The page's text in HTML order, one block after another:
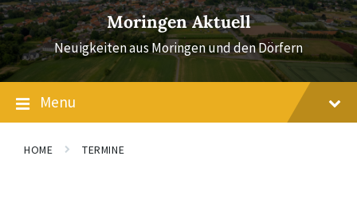
Moringen Aktuell
Neuigkeiten aus Moringen und den Dörfern
Menu
HOME TERMINE